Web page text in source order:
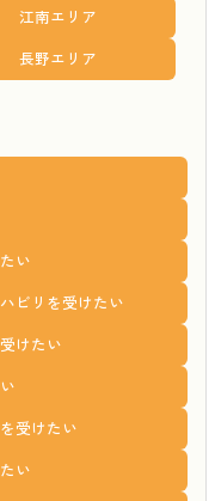
江南エリア
長野エリア
い
ビリを受けたい
けたい
受けたい
い